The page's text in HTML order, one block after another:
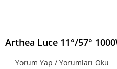
Arthea Luce 11°/57°
Yorum Yap / Yorumları Oku